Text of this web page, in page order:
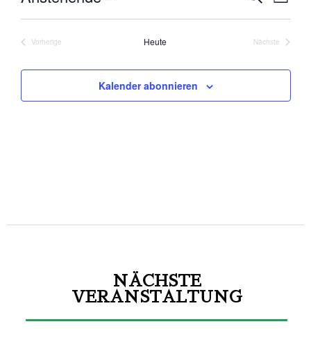
SUCHE
Vorherige
Heute
Nächste
Kalender abonnieren
NÄCHSTE
VERANSTALTUNG